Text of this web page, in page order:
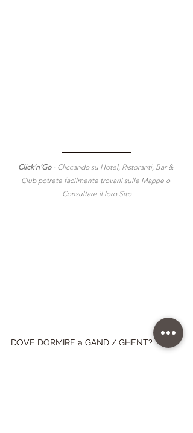
Click'n'Go - Cliccando su Hotel, Ristoranti, Bar &
Club potrete facilmente trovarli sulle Mappe o
Consultare il loro Sito
DOVE DORMIRE a GAND / GHENT?